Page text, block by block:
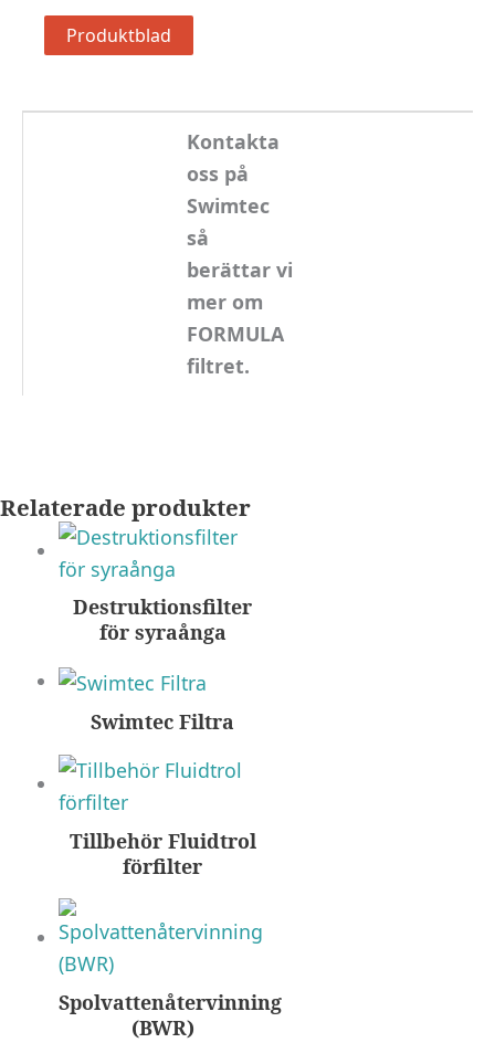
Produktblad
Kontakta
oss på
Swimtec
så
berättar vi
mer om
FORMULA
filtret.
Relaterade produkter
Destruktionsfilter
för syraånga
Swimtec Filtra
Tillbehör Fluidtrol
förfilter
Spolvattenåtervinning
(BWR)